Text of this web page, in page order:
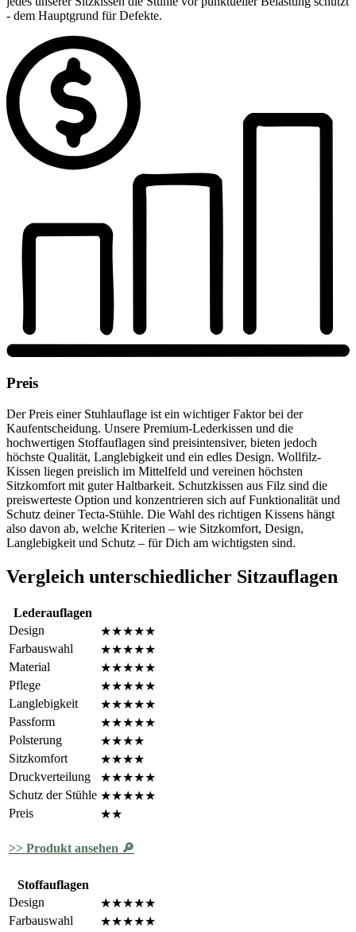
- dem Hauptgrund für Defekte.
Preis
Der Preis einer Stuhlauflage ist ein wichtiger Faktor bei der
Kaufentscheidung. Unsere Premium-Lederkissen und die
hochwertigen Stoffauflagen sind preisintensiver, bieten jedoch
höchste Qualität, Langlebigkeit und ein edles Design. Wollfilz-
Kissen liegen preislich im Mittelfeld und vereinen höchsten
Sitzkomfort mit guter Haltbarkeit. Schutzkissen aus Filz sind die
preiswerteste Option und konzentrieren sich auf Funktionalität und
Schutz deiner Tecta-Stühle. Die Wahl des richtigen Kissens hängt
also davon ab, welche Kriterien – wie Sitzkomfort, Design,
Langlebigkeit und Schutz – für Dich am wichtigsten sind.
Vergleich unterschiedlicher Sitzauflagen
Lederauflagen
Design
★★★★★
Farbauswahl
★★★★★
Material
★★★★★
Pflege
★★★★★
Langlebigkeit
★★★★★
Passform
★★★★★
Polsterung
★★★★
Sitzkomfort
★★★★
Druckverteilung
★★★★★
Schutz der Stühle ★★★★★
Preis
★★
>> Produkt ansehen 🔎
Stoffauflagen
Design
★★★★★
Farbauswahl
★★★★★